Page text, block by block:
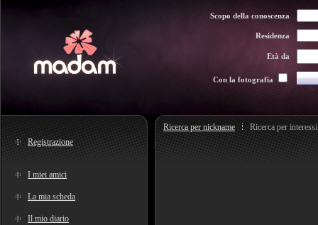
Scopo della conoscenza
Residenza
Età da
Con la fotografia
Registrazione
I miei amici
La mia scheda
Il mio diario
Ricerca per nickname Ricerca per interessi